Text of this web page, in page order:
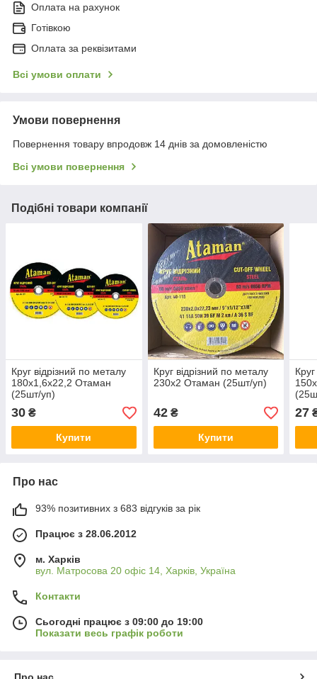
Оплата на рахунок
Готівкою
Оплата за реквізитами
Всі умови оплати
Умови повернення
Повернення товару впродовж 14 днів за домовленістю
Всі умови повернення
Подібні товари компанії
Круг відрізний по металу
180х1,6х22,2 Отаман
(25шт/уп)
30 ₴
Купити
Круг відрізний по металу
230х2 Отаман (25шт/уп)
42₴
Купити
27
Про нас
93% позитивних з 683 відгуків за рік
Працює з 28.06.2012
м. Харків
вул. Матросова 20 офіс 14, Харків, Україна
Контакти
Сьогодні працює з 09:00 до 19:00
Показати весь графік роботи